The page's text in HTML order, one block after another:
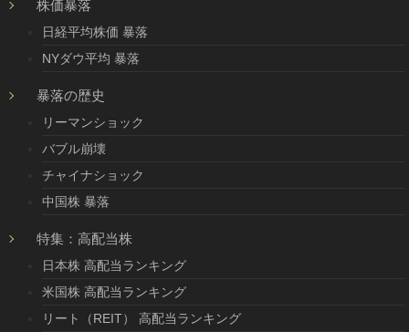
株価暴落
日経平均株価 暴落
NYダウ平均 暴落
暴落の歴史
リーマンショック
バブル崩壊
チャイナショック
中国株 暴落
特集：高配当株
日本株 高配当ランキング
米国株 高配当ランキング
リート（REIT） 高配当ランキング